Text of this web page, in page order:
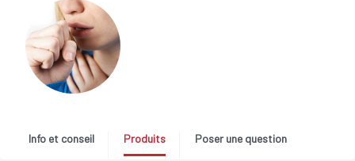
Info et conseil Produits Poser une question